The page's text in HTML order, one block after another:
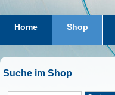
Home Shop
Suche im Shop